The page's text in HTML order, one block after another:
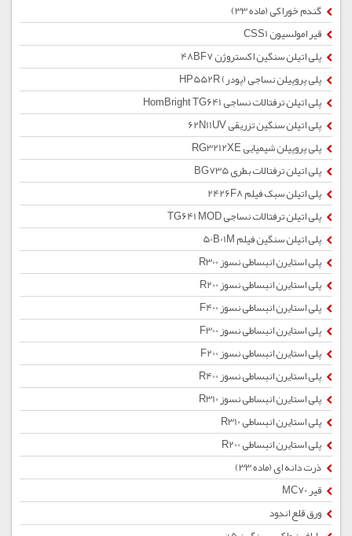
گندم خوراکی (ماده 33)
قیر امولسیون CSS1
پلی اتیلن سنگین اکستروژن 48BF7
پلی پروپیلن نساجی (پودر) HP552R
پلی اتیلن ترفتالات نساجی HomBright TG641
پلی اتیلن سنگین تزریقی 62N11UV
پلی پروپیلن شیمیایی RG3212XE
پلی اتیلن ترفتالات بطری BG735
پلی اتیلن سبک فیلم 2426F8
پلی اتیلن ترفتالات نساجی TG641 MOD
پلی اتیلن سنگین فیلم 50B01M
پلی استایرن انبساطی نسوز R300
پلی استایرن انبساطی نسوز R200
پلی استایرن انبساطی نسوز F400
پلی استایرن انبساطی نسوز F300
پلی استایرن انبساطی نسوز F200
پلی استایرن انبساطی نسوز R400
پلی استایرن انبساطی نسوز R310
پلی استایرن انبساطی R310
پلی استایرن انبساطی R200
ذرت دانه ای (ماده 33)
قیر MC70
ورق قلع اندود